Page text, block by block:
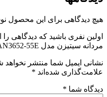
هیچ دیدگاهی برای این محصول
اولین نفری باشید که دیدگاهی
مردانه سیتیزن مدل AN3652-55E”
نشانی ایمیل شما منتشر نخواهد
علامت‌گذاری شده‌اند *
دیدگاه شما *